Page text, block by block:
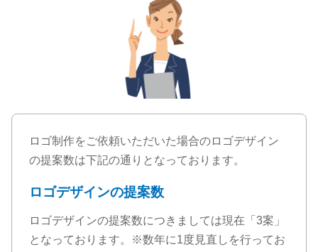
ロゴ制作をご依頼いただいた場合のロゴデザイン
の提案数は下記の通りとなっております。
ロゴデザインの提案数
ロゴデザインの提案数につきましては現在「3案」
となっております。※数年に1度見直しを行ってお